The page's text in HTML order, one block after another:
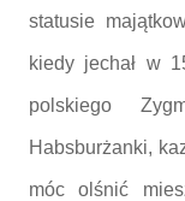
statusie
kiedy jechał w
polskiego
Habsburżanki,
móc olśnić